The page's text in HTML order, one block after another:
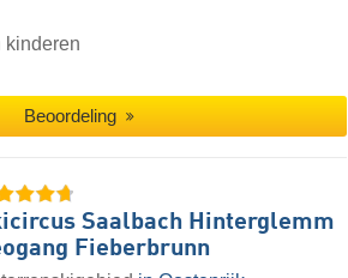
kinderen
Beoordeling
Saalbach Hinterglemm
Fieberbrunn